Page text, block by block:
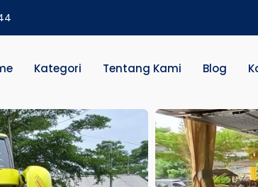
Kategori Tentang Kami Blog